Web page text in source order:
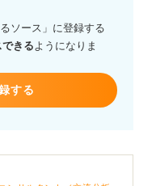
ソース」に登録する
きるようになりま
する